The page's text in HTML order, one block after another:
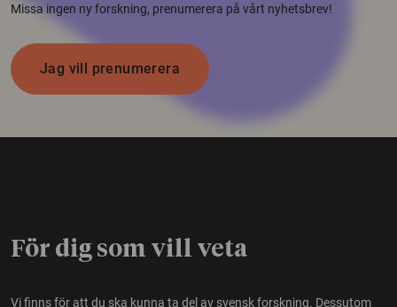
Missa ingen ny forskning, prenumerera på vårt nyhetsbrev!
Jag vill prenumerera
För dig som vill veta
Vi finns för att du ska kunna ta del av svensk forskning. Dessutom